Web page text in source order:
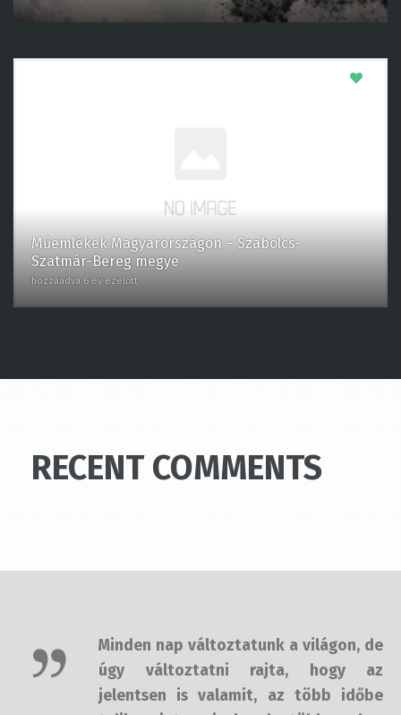
Műemlékek Magyarországon – Szabolcs-
Szatmár-Bereg megye
hozzáadva 6 év ezelőtt
jelentsen is valamit, az több időbe
telik, mint amivel a legtöbb ember
rendelkezik. Sosem történik